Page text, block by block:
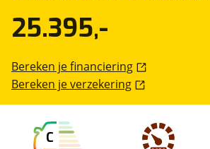
C
25.395,-
Bereken je financiering
Bereken je verzekering